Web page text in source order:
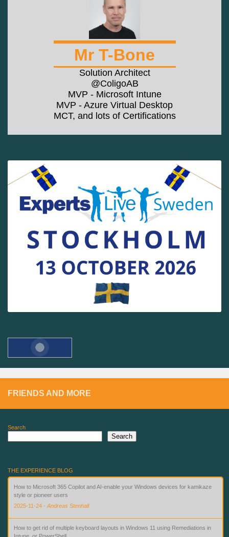
Mr T-Bone
Solution Architect
@ColigoAB
MVP - Microsoft Intune
MVP - Azure Virtual Desktop
MCT, and lots of Certifications
FRIENDS AND MORE
Search
Search
THE EXPERIENCE BLOG
How to Microsoft 365 Copilot and AI-enable your Windows devices for kamikaze
style or pioneer users
2025-11-24 - Andreas Stenhall
How to get rid of multiple keyboard layouts in Windows 11 using Remediations in